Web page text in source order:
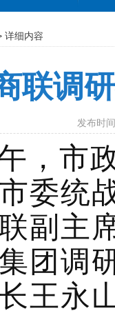
详细内容
联调
发布时
，市
委统
副主
团调
王永